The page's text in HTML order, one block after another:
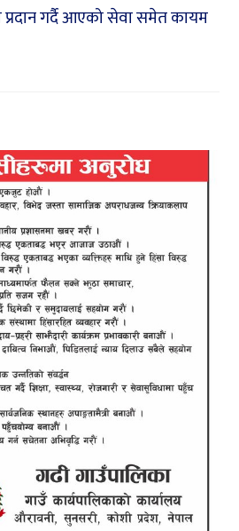
गर्दै आएको सेवा समेत कायम